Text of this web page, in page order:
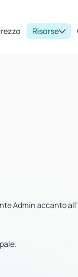
Risorse
Admin accanto